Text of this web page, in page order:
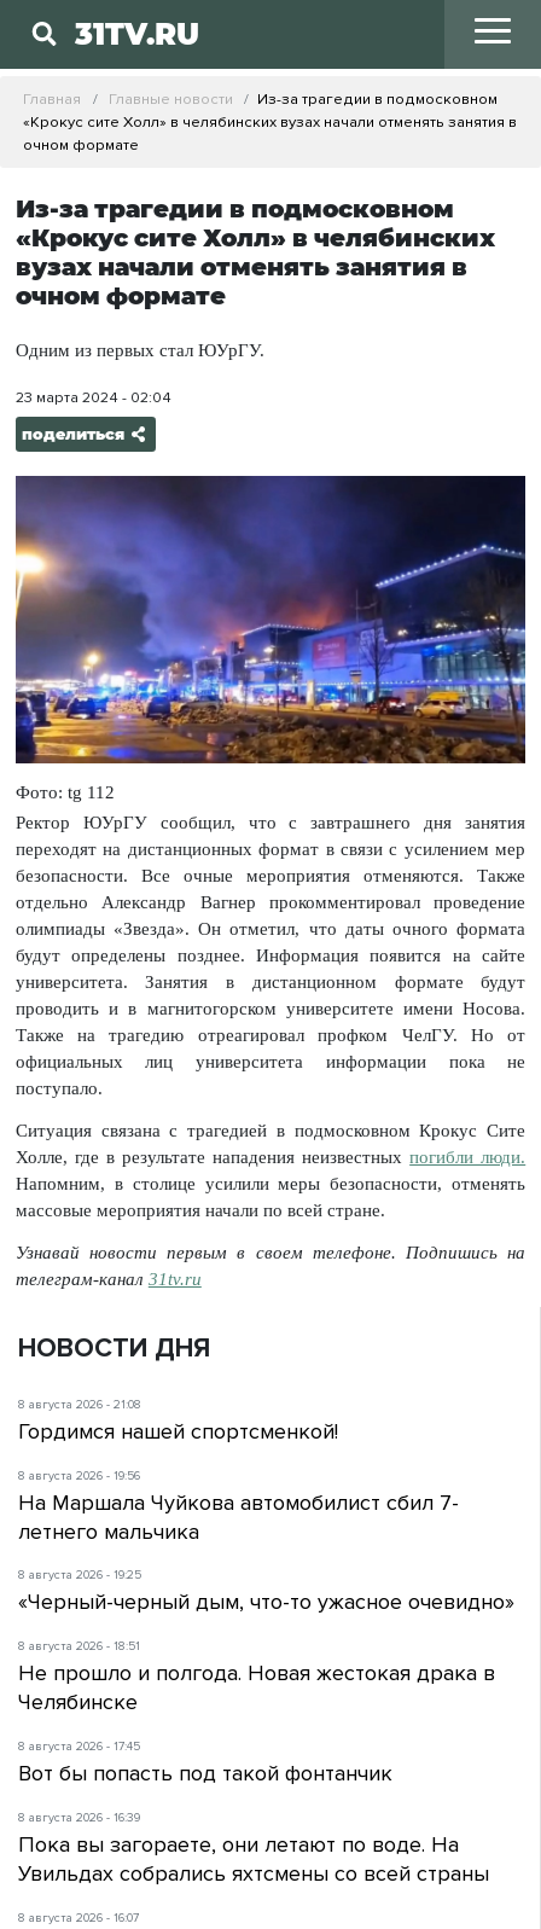
31TV.RU
Главная Главные новости
Из-за трагедии в подмосковном
«Крокус сите Холл» в челябинских вузах начали отменять занятия в
очном формате
Из-за трагедии в подмосковном
«Крокус сите Холл» в челябинских
вузах начали отменять занятия в
очном формате
Одним из первых стал ЮУрГУ.
23 марта 2024 - 02:04
поделиться
Фото: tg 112
Ректор ЮУрГУ сообщил, что с завтрашнего дня занятия
переходят на дистанционных формат в связи с усилением мер
безопасности. Все очные мероприятия отменяются. Также
отдельно Александр Вагнер прокомментировал проведение
олимпиады «Звезда». Он отметил, что даты очного формата
будут определены позднее. Информация появится на сайте
университета. Занятия в дистанционном формате будут
проводить и в магнитогорском университете имени Носова.
Также на трагедию отреагировал профком ЧелГУ. Но от
официальных лиц университета информации пока не
поступало.
Ситуация связана с трагедией в подмосковном Крокус Сите
Холле, где в результате нападения неизвестныхпогибли люди.
Напомним, в столице усилили меры безопасности, отменять
массовые мероприятия начали по всей стране.
Узнавай новости первым в своем телефоне. Подпишись на
телеграм-канал 31tv.ru
НОВОСТИ ДНЯ
8 августа 2026 - 21:08
Гордимся нашей спортсменкой!
8 августа 2026 - 19:56
На Маршала Чуйкова автомобилист сбил 7-
летнего мальчика
8 августа 2026 - 19:25
«Черный-черный дым, что-то ужасное очевидно»
8 августа 2026 - 18:51
Не прошло и полгода. Новая жестокая драка в
Челябинске
8 августа 2026 - 17:45
Вот бы попасть под такой фонтанчик
8 августа 2026 - 16:39
Пока вы загораете, они летают по воде. На
Увильдах собрались яхтсмены со всей страны
8 августа 2026 - 16:07